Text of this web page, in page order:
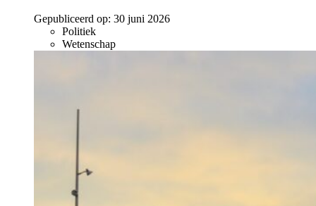
Gepubliceerd op: 30 juni 2026
Politiek
Wetenschap